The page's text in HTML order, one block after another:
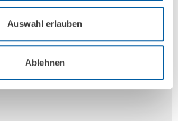
Auswahl erlauben
Ablehnen